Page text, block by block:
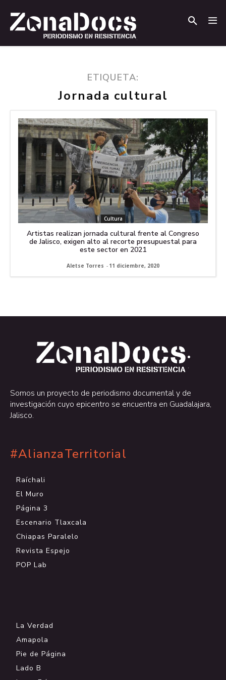
ETIQUETA:
Jornada cultural
Cultura
Artistas realizan jornada cultural frente al Congreso
de Jalisco, exigen alto al recorte presupuestal para
este sector en 2021
Aletse Torres - 11 diciembre, 2020
.
.
Somos un proyecto de periodismo documental y de
investigación cuyo epicentro se encuentra en Guadalajara,
Jalisco.
#AlianzaTerritorial
Raíchali
El Muro
Página 3
Escenario Tlaxcala
Chiapas Paralelo
Revista Espejo
POP Lab
La Verdad
Amapola
Pie de Página
Lado B